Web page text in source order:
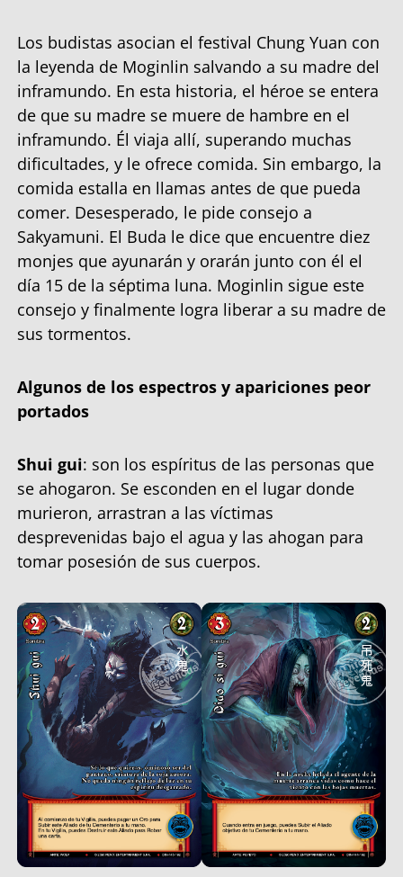
Los budistas asocian el festival Chung Yuan con
la leyenda de Moginlin salvando a su madre del
inframundo. En esta historia, el héroe se entera
de que su madre se muere de hambre en el
inframundo. Él viaja allí, superando muchas
dificultades, y le ofrece comida. Sin embargo, la
comida estalla en llamas antes de que pueda
comer. Desesperado, le pide consejo a
Sakyamuni. El Buda le dice que encuentre diez
monjes que ayunarán y orarán junto con él el
día 15 de la séptima luna. Moginlin sigue este
consejo y finalmente logra liberar a su madre de
sus tormentos.
Algunos de los espectros y apariciones peor
portados
Shui gui: son los espíritus de las personas que
se ahogaron. Se esconden en el lugar donde
murieron, arrastran a las víctimas
desprevenidas bajo el agua y las ahogan para
tomar posesión de sus cuerpos.